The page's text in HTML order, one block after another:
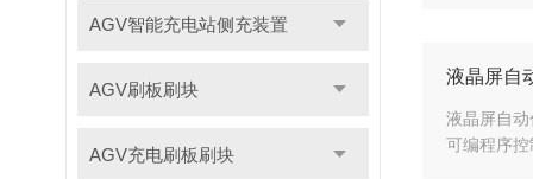
AGV智能充电站侧充装置
AGV刷板刷块
AGV充电刷板刷块
液晶屏自
液晶屏自
可编程序